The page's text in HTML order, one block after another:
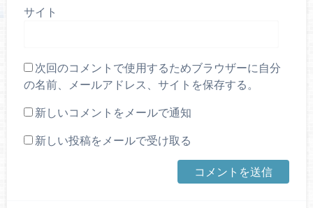
サイト
次回のコメントで使用するためブラウザーに自分
の名前、メールアドレス、サイトを保存する。
新しいコメントをメールで通知
新しい投稿をメールで受け取る